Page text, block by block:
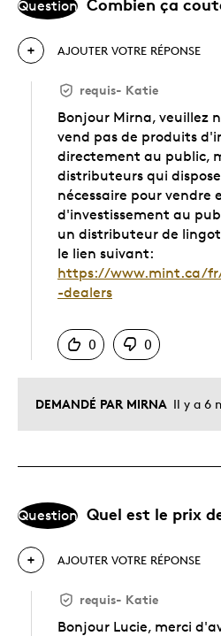
Question
DEMANDÉ PAR MIRNA Il y a 6
AJOUTER VOTRE RÉPONSE
requis- Katie
Bonjour Mirna, veuillez
vend pas de produits
directement au public,
distributeurs qui
nécessaire pour vendre
d'investissement au
un distributeur de
le lien suivant:
https://www.mint.ca/
-dealers
0
0
Question Quel est le prix
AJOUTER VOTRE RÉPONSE
requis- Katie
Bonjour Lucie, merci